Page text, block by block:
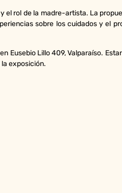
el rol de la madre-artista. La
sobre los cuidados y el
Eusebio Lillo 409, Valparaíso.
exposición.